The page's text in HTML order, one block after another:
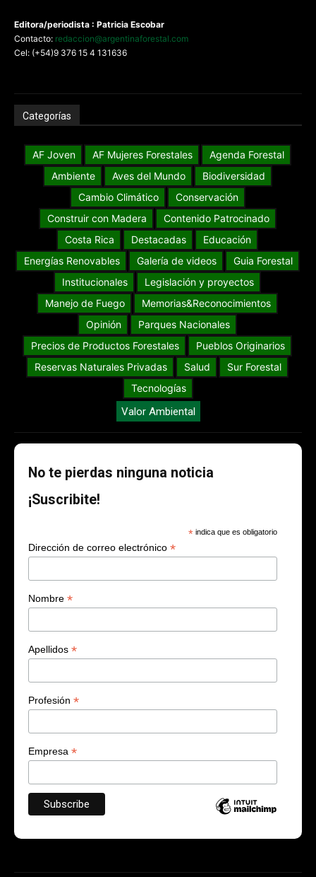
Editora/periodista : Patricia Escobar
Contacto: redaccion@argentinaforestal.com
Cel: (+54)9 376 15 4 131636
Categorías
AF Joven AF Mujeres Forestales
Agenda Forestal
Ambiente
Aves del Mundo
Biodiversidad
Cambio Climático
Conservación
Construir con Madera
Contenido Patrocinado
Costa Rica
Destacadas
Educación
Energías Renovables
Galería de videos
Guia Forestal
Institucionales
Legislación y proyectos
Manejo de Fuego
Memorias&Reconocimientos
Opinión
Parques Nacionales
Precios de Productos Forestales
Pueblos Originarios
Reservas Naturales Privadas
Salud
Sur Forestal
Tecnologías
Valor Ambiental
No te pierdas ninguna noticia
¡Suscribite!
* indica que es obligatorio
Dirección de correo electrónico *
Nombre *
Apellidos *
Profesión *
Empresa *